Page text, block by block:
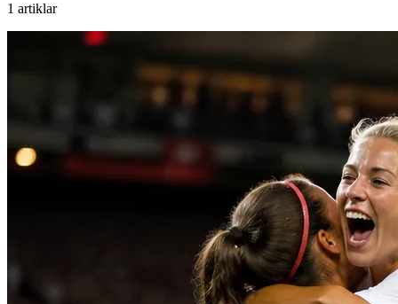
1 artiklar